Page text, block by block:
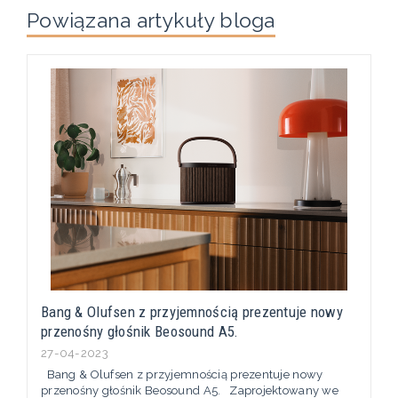
Powiązana artykuły bloga
Bang & Olufsen z przyjemnością prezentuje nowy
przenośny głośnik Beosound A5.
27-04-2023
Bang & Olufsen z przyjemnością prezentuje nowy
przenośny głośnik Beosound A5. Zaprojektowany we